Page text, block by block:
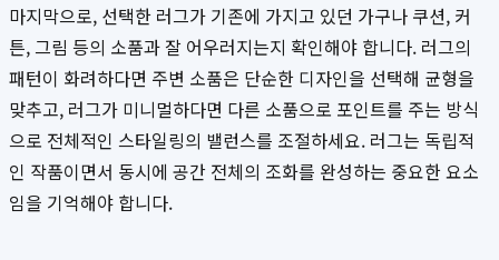
마지막으로, 선택한 러그가 기존에 가지고 있던 가구나 쿠션, 커
튼, 그림 등의 소품과 잘 어우러지는지 확인해야 합니다. 러그의
패턴이 화려하다면 주변 소품은 단순한 디자인을 선택해 균형을
맞추고, 러그가 미니멀하다면 다른 소품으로 포인트를 주는 방식
으로 전체적인 스타일링의 밸런스를 조절하세요. 러그는 독립적
인 작품이면서 동시에 공간 전체의 조화를 완성하는 중요한 요소
임을 기억해야 합니다.